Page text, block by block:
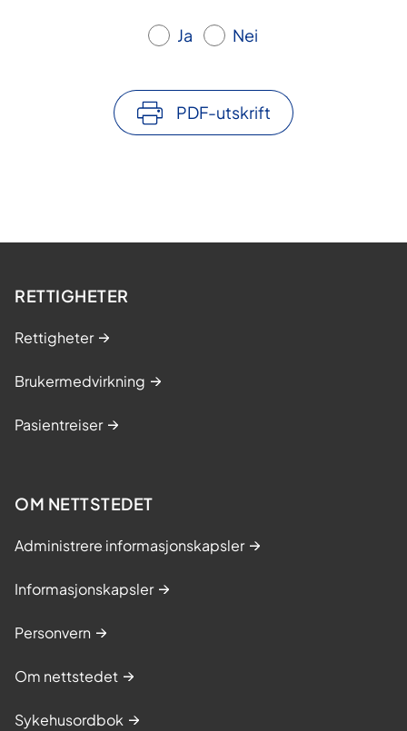
Ja Nei
PDF-utskrift
RETTIGHETER
Rettigheter
Brukermedvirkning
Pasientreiser
OM NETTSTEDET
Administrere informasjonskapsler
Informasjonskapsler
Personvern
Om nettstedet
Sykehusordbok